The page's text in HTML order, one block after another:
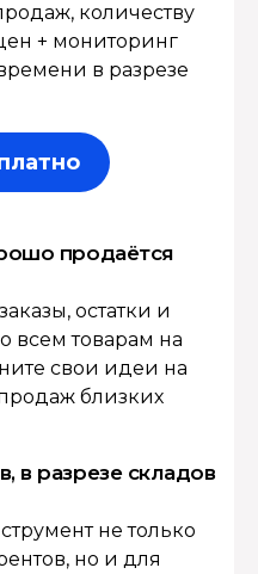
количеству
+ мониторинг
в разрезе
продаётся
остатки и
всем товарам на
свои идеи на
близких
в разрезе складов
не только
но и для